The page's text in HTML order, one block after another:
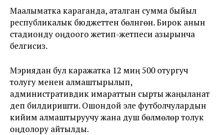
Маалыматка караганда, аталган сумма быйыл
республикалык бюджеттен бөлүнгөн. Бирок анын
стадионду оңдоого жетип-жетпеси азырынча
белгисиз.
Мэриядан бул каражатка 12 миң 500 отургуч
толугу менен алмаштырылып,
административдик имараттын сырты жаңыланат
деп билдиришти. Ошондой эле футболчулардын
кийим алмаштыруучу жана душ бөлмөлөрү толук
оңдолору айтылды.